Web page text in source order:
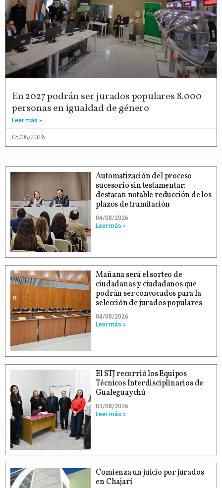
En 2027 podrán ser jurados populares 8.000
personas en igualdad de género
Leer más »
05/08/2026
Automatización del proceso
sucesorio sin testamentar:
destacan notable reducción de los
plazos de tramitación
04/08/2026
Leer más »
Mañana será el sorteo de
ciudadanas y ciudadanos que
podrán ser convocados para la
selección de jurados populares
04/08/2026
Leer más »
El STJ recorrió los Equipos
Técnicos Interdisciplinarios de
Gualeguaychú
03/08/2026
Leer más »
Comienza un juicio por jurados
en Chajarí